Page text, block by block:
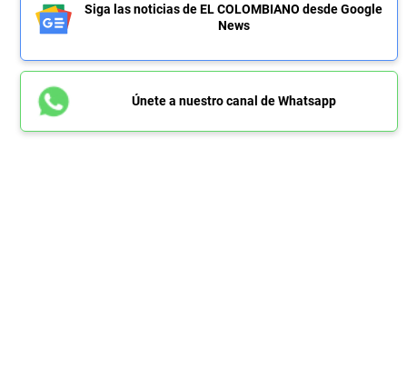
Siga las noticias de EL COLOMBIANO desde Google
News
Únete a nuestro canal de Whatsapp